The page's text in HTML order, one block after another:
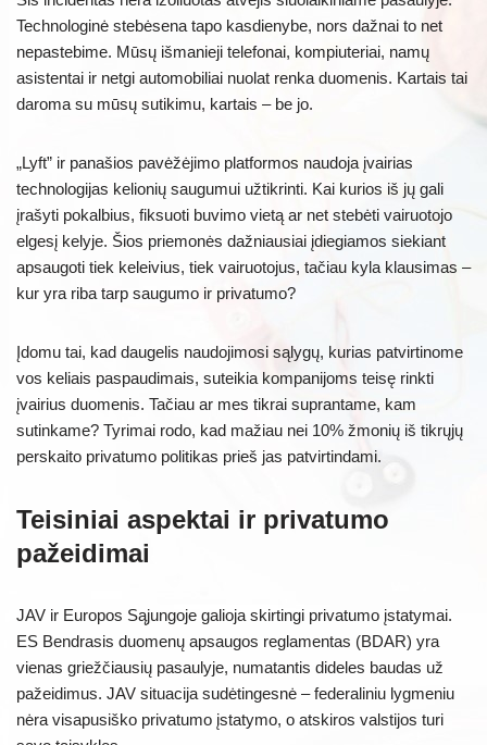
Technologinė stebėsena tapo kasdienybe, nors dažnai to net
nepastebime. Mūsų išmanieji telefonai, kompiuteriai, namų
asistentai ir netgi automobiliai nuolat renka duomenis. Kartais tai
daroma su mūsų sutikimu, kartais – be jo.
„Lyft” ir panašios pavėžėjimo platformos naudoja įvairias
technologijas kelionių saugumui užtikrinti. Kai kurios iš jų gali
įrašyti pokalbius, fiksuoti buvimo vietą ar net stebėti vairuotojo
elgesį kelyje. Šios priemonės dažniausiai įdiegiamos siekiant
apsaugoti tiek keleivius, tiek vairuotojus, tačiau kyla klausimas –
kur yra riba tarp saugumo ir privatumo?
Įdomu tai, kad daugelis naudojimosi sąlygų, kurias patvirtinome
vos keliais paspaudimais, suteikia kompanijoms teisę rinkti
įvairius duomenis. Tačiau ar mes tikrai suprantame, kam
sutinkame? Tyrimai rodo, kad mažiau nei 10% žmonių iš tikrųjų
perskaito privatumo politikas prieš jas patvirtindami.
Teisiniai aspektai ir privatumo
pažeidimai
JAV ir Europos Sąjungoje galioja skirtingi privatumo įstatymai.
ES Bendrasis duomenų apsaugos reglamentas (BDAR) yra
vienas griežčiausių pasaulyje, numatantis dideles baudas už
pažeidimus. JAV situacija sudėtingesnė – federaliniu lygmeniu
nėra visapusiško privatumo įstatymo, o atskiros valstijos turi